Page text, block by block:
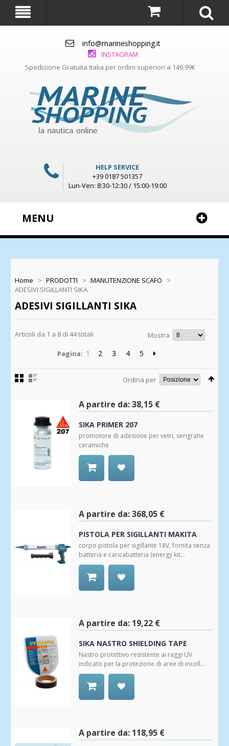
info@marineshopping.it
INSTAGRAM
Spedizione Gratuita Italia per ordini superiori a 149,99€
HELP SERVICE
+39 0187 501357
Lun-Ven: 8:30-12:30 / 15:00-19:00
MENU
Home > PRODOTTI > MANUTENZIONE SCAFO
>
ADESIVI SIGILLANTI SIKA
ADESIVI SIGILLANTI SIKA
Articoli da 1 a 8 di 44 totali
Mostra
Pagina: 1 2 3 4 5
Ordina per
A partire da:38,15 €
SIKA PRIMER 207
promotore di adesione per vetri, serigrafie
ceramiche
A partire da:368,05 €
PISTOLA PER SIGILLANTI MAKITA
corpo pistola per sigillante 18V, fornita senza
batteria e caricabatteria (energy kit...
A partire da: 19,22 €
SIKA NASTRO SHIELDING TAPE
Nastro protettivo resistente ai raggi UV
indicato per la protezione di aree di incoll...
A partire da: 118,95 €